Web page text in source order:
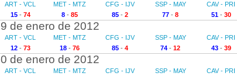
ART - VCL
15- 74
MET - MTZ
8 - 85
CFG - IJV
85- 2
SSP - MAY
77 - 8
CAV - PRI
51- 30
de enero de 2012
ART - VCL
12- 73
MET - MTZ
18 - 76
CFG - IJV
85- 4
SSP - MAY
74 - 12
CAV - PRI
43- 39
de enero de 2012
ART - VCL MET - MTZ CFG - IJV SSP - MAY CAV - PRI